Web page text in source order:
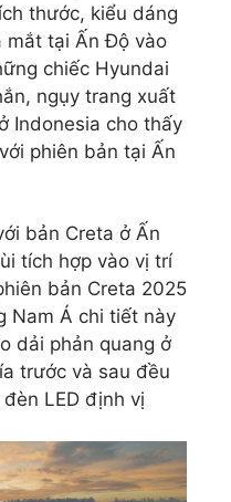
thước, kiểu dáng
mắt tại Ấn Độ vào
chiếc Hyundai
ngụy trang xuất
Indonesia cho thấy
phiên bản tại Ấn
bản Creta ở Ấn
tích hợp vào vị trí
bản Creta 2025
Nam Á chi tiết này
dải phản quang ở
trước và sau đều
LED định vị